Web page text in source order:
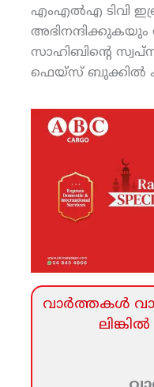
എംഎല്‍എ ടിവി
സാഹിബിന്റെ
ഫെയ്‌സ് ബുക്കില്‍
വാര്‍ത്തകള്‍